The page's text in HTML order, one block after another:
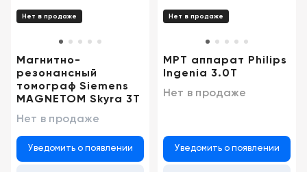
Нет в продаже
Магнитно-
резонансный
томограф Siemens
MAGNETOM Skyra 3T
Нет в продаже
Уведомить о появлении
Нет в продаже
МРТ аппарат Philips
Ingenia 3.0T
Нет в продаже
Уведомить о появлении